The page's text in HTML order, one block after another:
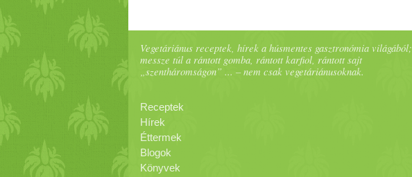
Vegetáriánus receptek, hírek a húsmentes gasztronómia világából;
messze túl a rántott gomba, rántott karfiol, rántott sajt
„szentháromságon” ... – nem csak vegetáriánusoknak.
Receptek
Hírek
Éttermek
Blogok
Könyvek